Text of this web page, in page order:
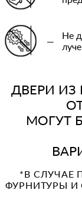
—
Не
ДВЕРИ ИЗ
МОГУТ
*В СЛУЧАЕ
ФУРНИТУРЫ